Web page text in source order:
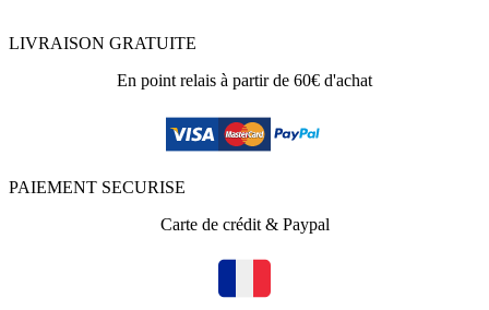
LIVRAISON GRATUITE
En point relais à partir de 60€ d'achat
PAIEMENT SECURISE
Carte de crédit & Paypal